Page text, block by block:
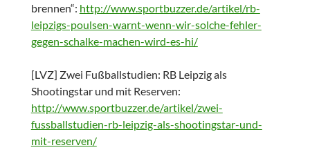
brennen“: http://www.sportbuzzer.de/artikel/rb-
leipzigs-poulsen-warnt-wenn-wir-solche-fehler-
gegen-schalke-machen-wird-es-hi/
[LVZ] Zwei Fußballstudien: RB Leipzig als
Shootingstar und mit Reserven:
http://www.sportbuzzer.de/artikel/zwei-
fussballstudien-rb-leipzig-als-shootingstar-und-
mit-reserven/